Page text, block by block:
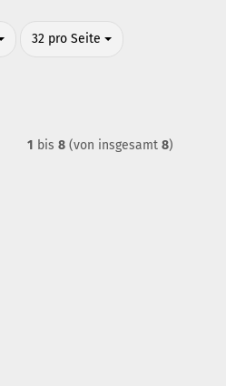
32 pro Seite
pro Seite
1 bis8 (von insgesamt8)